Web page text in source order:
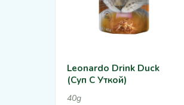
Leonardo Drink Duck
(суп С Уткой)
40g